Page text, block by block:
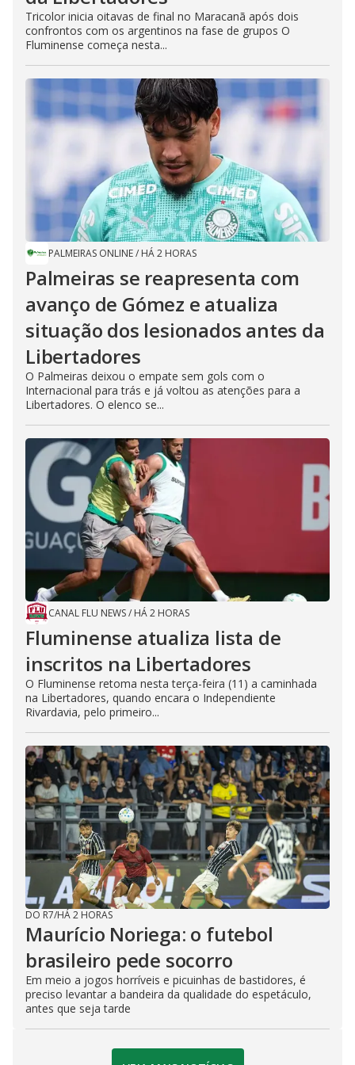
Tricolor inicia oitavas de final no Maracanã após dois
confrontos com os argentinos na fase de grupos O
Fluminense começa nesta...
PALMEIRAS ONLINE/ HÁ 2 HORAS
Palmeiras se reapresenta com
avanço de Gómez e atualiza
situação dos lesionados antes da
Libertadores
O Palmeiras deixou o empate sem gols com o
Internacional para trás e já voltou as atenções para a
Libertadores. O elenco se...
CANAL FLU NEWS/ HÁ 2 HORAS
Fluminense atualiza lista de
inscritos na Libertadores
O Fluminense retoma nesta terça-feira (11) a caminhada
na Libertadores, quando encara o Independiente
Rivardavia, pelo primeiro...
DO R7/HÁ 2 HORAS
Maurício Noriega: o futebol
brasileiro pede socorro
Em meio a jogos horríveis e picuinhas de bastidores, é
preciso levantar a bandeira da qualidade do espetáculo,
antes que seja tarde